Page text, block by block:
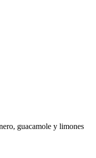
guacamole y limones